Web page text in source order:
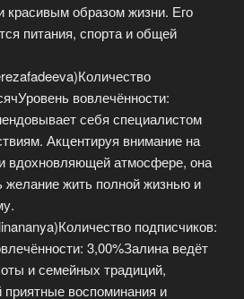
красивым образом жизни. Его
питания, спорта и общей
вовлечённости:
себя специалистом
Акцентируя внимание на
вдохновляющей атмосфере, она
желание жить полной жизнью и
подписчиков:
3,00%Залина ведёт
и семейных традиций,
воспоминания и